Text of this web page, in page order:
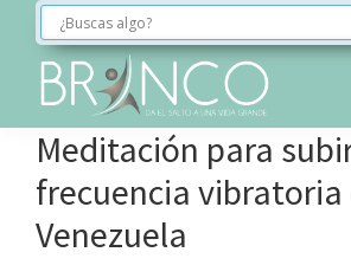
Saltar
navegación
principal
Saltar
contenido
Saltar
página
BRINCO
FORMACIÓN
Meditación para
frecuencia vibratoria
Venezuela